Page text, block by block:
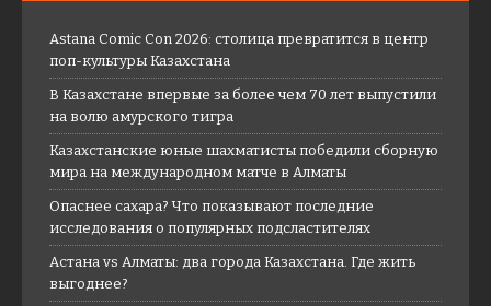
Astana Comic Con 2026: столица превратится в центр
поп-культуры Казахстана
В Казахстане впервые за более чем 70 лет выпустили
на волю амурского тигра
Казахстанские юные шахматисты победили сборную
мира на международном матче в Алматы
Опаснее сахара? Что показывают последние
исследования о популярных подсластителях
Астана vs Алматы: два города Казахстана. Где жить
выгоднее?